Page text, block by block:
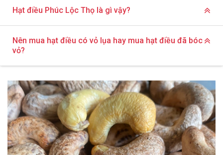
Hạt điều Phúc Lộc Thọ là gì vậy?
Nên mua hạt điều có vỏ lụa hay mua hạt điều đã bóc
vỏ?